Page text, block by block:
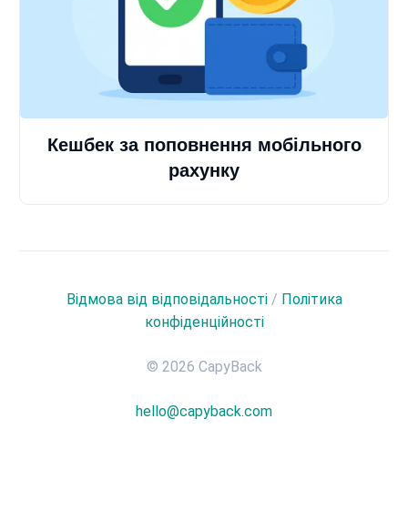
Кешбек за поповнення мобільного
рахунку
Відмова від відповідальності/ Політика
конфіденційності
© 2026 CapyBack
hello@capyback.com